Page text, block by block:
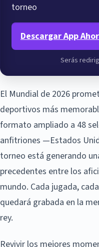
torneo
Descargar App
Serás
El Mundial de 2026
deportivos más
formato ampliado a 48
anfitriones —Estados
torneo está generando
precedentes entre los
mundo. Cada jugada,
quedará grabada en la
rey.
Revivir los mejores